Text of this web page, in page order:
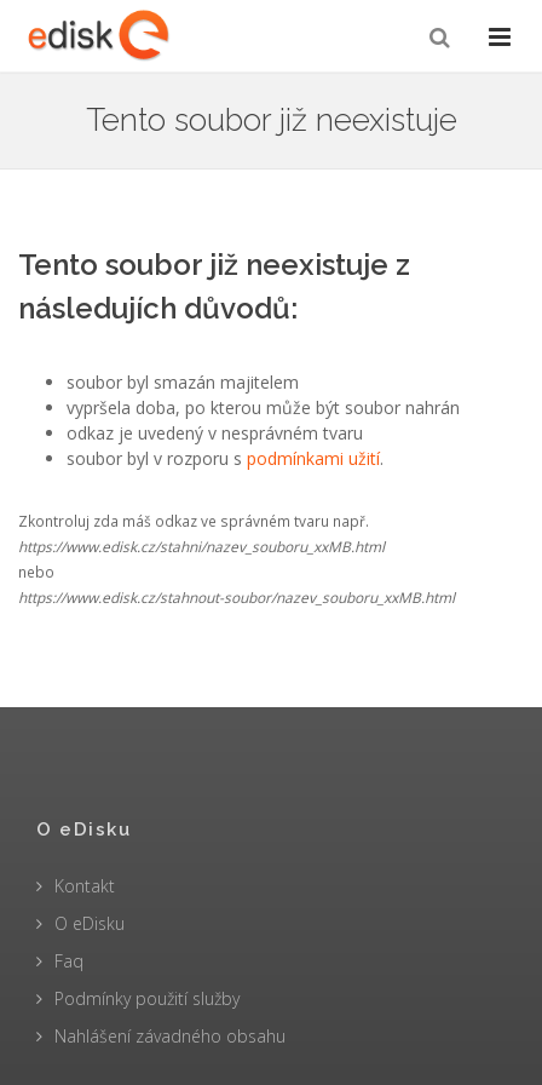
Tento soubor již neexistuje
Tento soubor již neexistuje z
následujích důvodů:
soubor byl smazán majitelem
vypršela doba, po kterou může být soubor nahrán
odkaz je uvedený v nesprávném tvaru
soubor byl v rozporu s podmínkami užití.
Zkontroluj zda máš odkaz ve správném tvaru např.
https://www.edisk.cz/stahni/nazev_souboru_xxMB.html
nebo
https://www.edisk.cz/stahnout-soubor/nazev_souboru_xxMB.html
O eDisku
Kontakt
O eDisku
Faq
Podmínky použití služby
Nahlášení závadného obsahu